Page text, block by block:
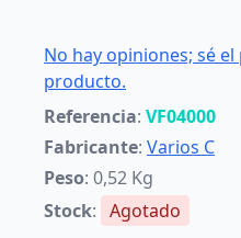
No hay opiniones; sé
producto.
Referencia: VF04000
Fabricante: Varios C
Peso: 0,52 Kg
Stock: Agotado